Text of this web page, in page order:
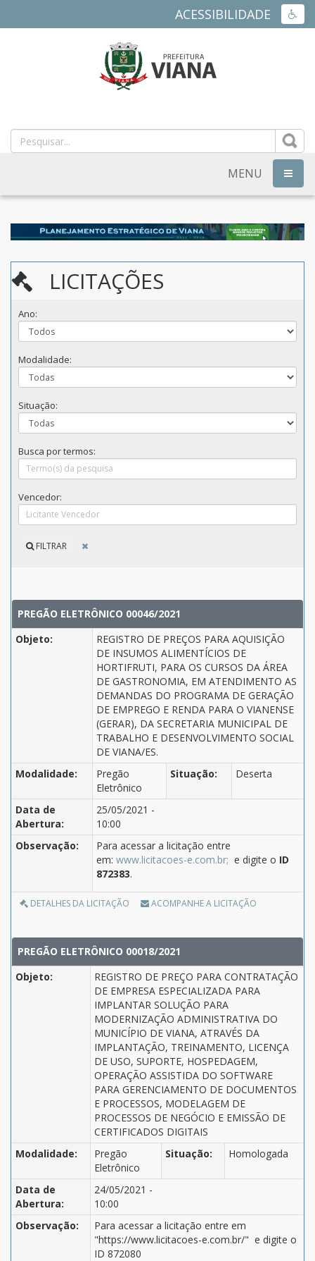
ACESSIBILIDADE
MUNICIPAL
DE
VIANA
ES
MENU
LICITAÇÕES
Ano:
Modalidade:
Situação:
Busca por termos:
Vencedor:
FILTRAR
PREGÃO ELETRÔNICO 00046/2021
Objeto:
REGISTRO DE PREÇOS PARA AQUISIÇÃO
DE INSUMOS ALIMENTÍCIOS DE
HORTIFRUTI, PARA OS CURSOS DA ÁREA
DE GASTRONOMIA, EM ATENDIMENTO AS
DEMANDAS DO PROGRAMA DE GERAÇÃO
DE EMPREGO E RENDA PARA O VIANENSE
(GERAR), DA SECRETARIA MUNICIPAL DE
TRABALHO E DESENVOLVIMENTO SOCIAL
DE VIANA/ES.
Modalidade:
Pregão
Eletrônico
Situação: Deserta
Data de
Abertura:
25/05/2021 -
10:00
Observação:
Para acessar a licitação entre
em: www.licitacoes-e.com.br; e digite o ID
872383.
DETALHES DA LICITAÇÃO ACOMPANHE A LICITAÇÃO
PREGÃO ELETRÔNICO 00018/2021
Objeto:
REGISTRO DE PREÇO PARA CONTRATAÇÃO
DE EMPRESA ESPECIALIZADA PARA
IMPLANTAR SOLUÇÃO PARA
MODERNIZAÇÃO ADMINISTRATIVA DO
MUNICÍPIO DE VIANA, ATRAVÉS DA
IMPLANTAÇÃO, TREINAMENTO, LICENÇA
DE USO, SUPORTE, HOSPEDAGEM,
OPERAÇÃO ASSISTIDA DO SOFTWARE
PARA GERENCIAMENTO DE DOCUMENTOS
E PROCESSOS, MODELAGEM DE
PROCESSOS DE NEGÓCIO E EMISSÃO DE
CERTIFICADOS DIGITAIS
Modalidade:
Pregão
Eletrônico
Situação: Homologada
Data de
Abertura:
24/05/2021 -
10:00
Observação:
Para acessar a licitação entre em
"https://www.licitacoes-e.com.br/" e digite o
ID 872080